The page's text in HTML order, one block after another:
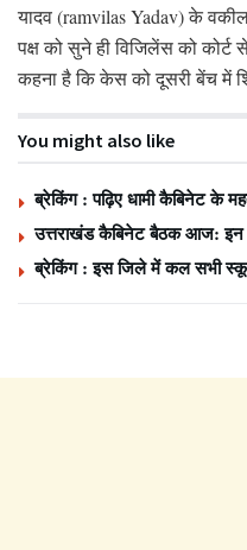
यादव (ramvilas Yadav) के
पक्ष को सुने ही विजिलेंस को कोर्ट
कहना है कि केस को दूसरी बेंच में
You might also like
ब्रेकिंग : पढ़िए धामी कैबिनेट के
उत्तराखंड कैबिनेट बैठक आज: इन
ब्रेकिंग : इस जिले में कल सभी